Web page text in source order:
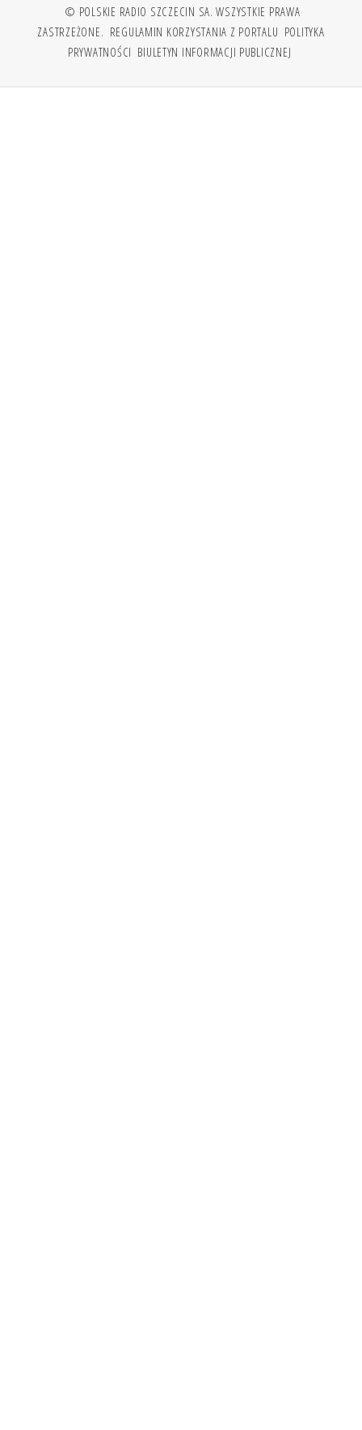
© POLSKIE RADIO SZCZECIN SA. WSZYSTKIE PRAWA
ZASTRZEŻONE. REGULAMIN KORZYSTANIA Z PORTALU POLITYKA
PRYWATNOŚCI BIULETYN INFORMACJI PUBLICZNEJ